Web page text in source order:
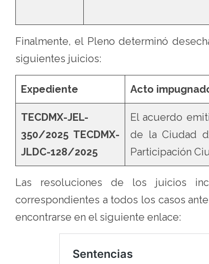
Finalmente, el Pleno determinó
siguientes juicios:
Expediente Acto
TECDMX-JEL-
350/2025 TECDMX-
JLDC-128/2025
El acuerdo
de la Ciudad
Participación
Las resoluciones de los juicios
correspondientes a todos los casos
encontrarse en el siguiente enlace: